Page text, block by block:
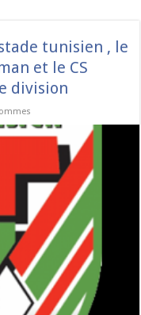
tunisien , le
et le CS
division